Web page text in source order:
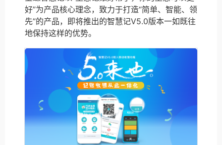
好”为产品核心理念，致力于打造“简单、智能、领
先”的产品，即将推出的智慧记V5.0版本一如既往
地保持这样的优势。